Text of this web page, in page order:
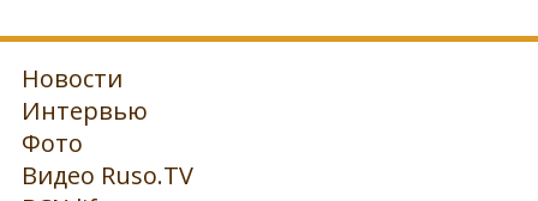
Новости
Интервью
Фото
Видео Ruso.TV